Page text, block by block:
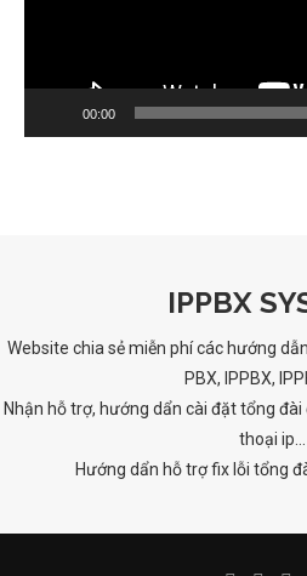
00:00
IPPBX
Website chia sẻ miễn phí các hướng
PBX, IPPBX,
Nhận hỗ trợ, hướng dẩn cài đặt tổng
thoại ip...
Hướng dẩn hỗ trợ fix lỗi tổng